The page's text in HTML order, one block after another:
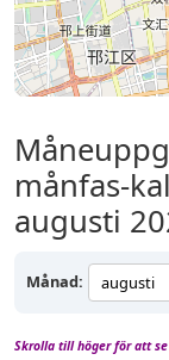
månfas-
augusti
Månad:
Skrolla till höger för att